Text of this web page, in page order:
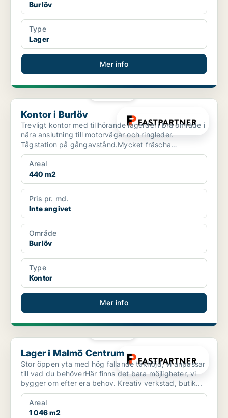
Burlöv
Type
Lager
Mer info
Kontor i Burlöv
Kontor i Burlöv
Trevligt kontor med tillhörande lagerdel i bra område i
nära anslutning till motorvägar och ringleder.
Tågstation på gångavstånd.Mycket fräscha
kontorslokale...
Areal
440 m2
Pris pr. md.
Inte angivet
Område
Burlöv
Type
Kontor
Mer info
Lager i Malmö Centrum
Lager i Malmö Centrum
Stor öppen yta med hög fallande takhöjd, vi anpassar
till vad du behöverHär finns det bara möjligheter, vi
bygger om efter era behov. Kreativ verkstad, butik...
Areal
1 046 m2